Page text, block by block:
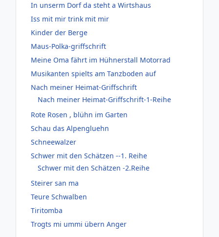
In unserm Dorf da steht a Wirtshaus
Iss mit mir trink mit mir
Kinder der Berge
Maus-Polka-griffschrift
Meine Oma fährt im Hühnerstall Motorrad
Musikanten spielts am Tanzboden auf
Nach meiner Heimat-Griffschrift
Nach meiner Heimat-Griffschrift-1-Reihe
Rote Rosen , blühn im Garten
Schau das Alpengluehn
Schneewalzer
Schwer mit den Schätzen --1. Reihe
Schwer mit den Schätzen -2.Reihe
Steirer san ma
Teure Schwalben
Tiritomba
Trogts mi ummi übern Anger